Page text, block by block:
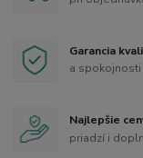
Garancia
a spokojnosti
Najlepšie
priadzí i